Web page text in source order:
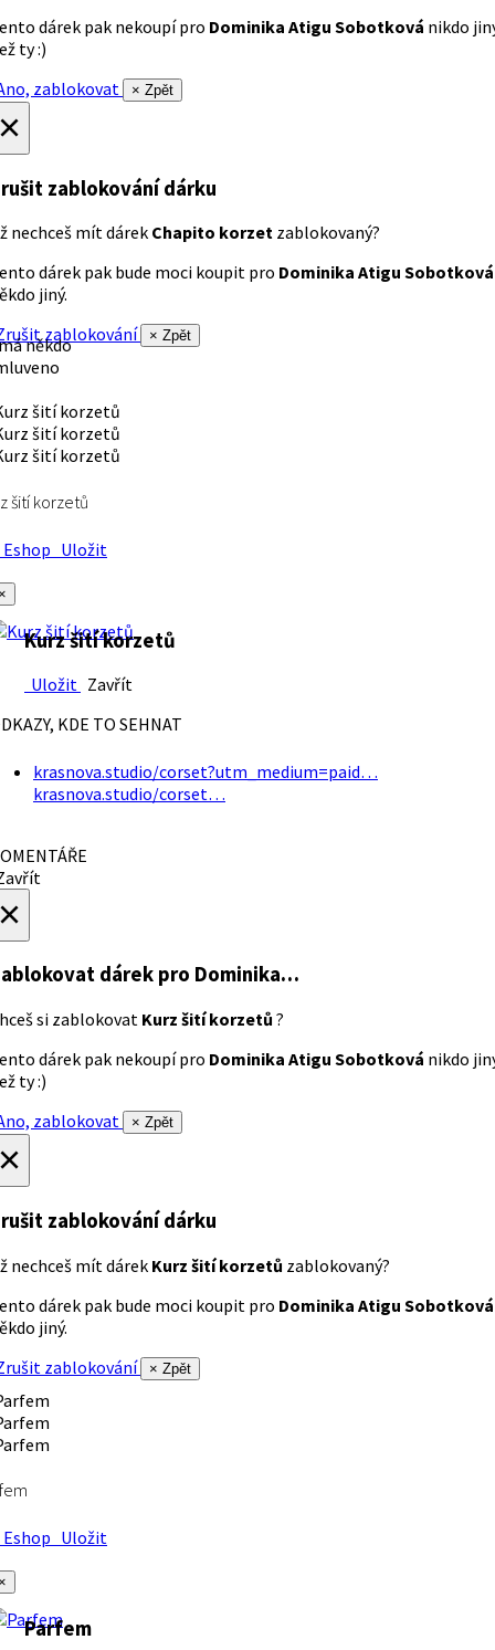
dárek pak nekoupí pro Dominika Atigu Sobotková nikdo
ty :)
zablokovat
× Zpět
zablokování dárku
nechceš mít dárek Chapito korzet zablokovaný?
dárek pak bude moci koupit pro Dominika Atigu Sobotková
jiný.
zablokování
× Zpět
někdo
šití korzetů
Uložit
Kurz šití korzetů
Uložit Zavřít
KDE TO SEHNAT
krasnova.studio/corset?utm_medium=paid…
krasnova.studio/corset…
dárek pro Dominika…
si zablokovat Kurz šití korzetů ?
dárek pak nekoupí pro Dominika Atigu Sobotková nikdo
ty :)
zablokovat
× Zpět
zablokování dárku
nechceš mít dárek Kurz šití korzetů zablokovaný?
dárek pak bude moci koupit pro Dominika Atigu Sobotková
jiný.
zablokování
× Zpět
Uložit
Parfem